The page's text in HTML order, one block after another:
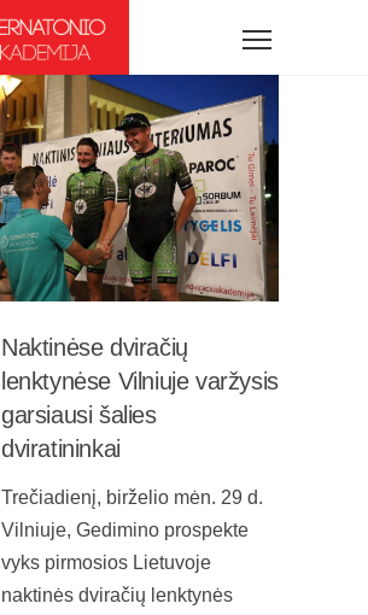
Naktinėse dviračių
lenktynėse Vilniuje varžysis
garsiausi šalies
dviratininkai
Trečiadienį, birželio mėn. 29 d.
Vilniuje, Gedimino prospekte
vyks pirmosios Lietuvoje
naktinės dviračių lenktynės